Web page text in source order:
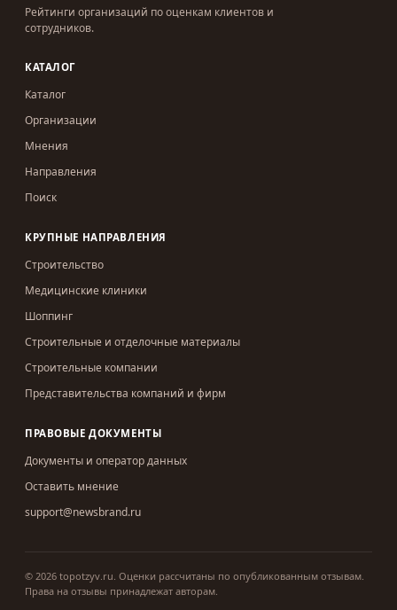
Рейтинги организаций по оценкам клиентов и
сотрудников.
КАТАЛОГ
Каталог
Организации
Мнения
Направления
Поиск
КРУПНЫЕ НАПРАВЛЕНИЯ
Строительство
Медицинские клиники
Шоппинг
Строительные и отделочные материалы
Строительные компании
Представительства компаний и фирм
ПРАВОВЫЕ ДОКУМЕНТЫ
Документы и оператор данных
Оставить мнение
support@newsbrand.ru
© 2026 topotzyv.ru. Оценки рассчитаны по опубликованным отзывам.
Права на отзывы принадлежат авторам.